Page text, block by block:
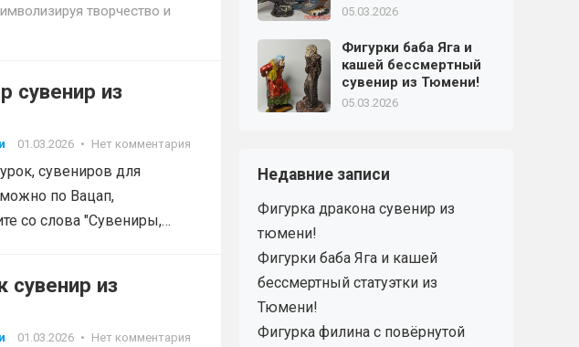
творчество и
сувенир из
01.03.2026 • Нет комментария
сувениров для
по Вацап,
со слова "Сувениры,
сувенир из
01.03.2026 • Нет комментария
05.03.2026
Фигурки баба Яга и
кашей бессмертный
сувенир из Тюмени!
05.03.2026
Недавние записи
Фигурка дракона сувенир из
тюмени!
Фигурки баба Яга и кашей
бессмертный статуэтки из
Тюмени!
Фигурка филина с повёрнутой